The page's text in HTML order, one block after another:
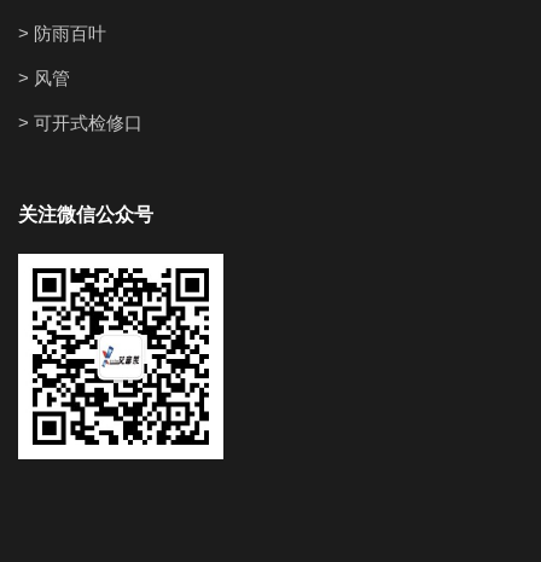
> 防雨百叶
> 风管
> 可开式检修口
关注微信公众号